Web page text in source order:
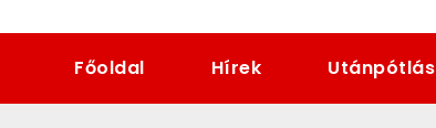
Főoldal Hírek Utánpótlás